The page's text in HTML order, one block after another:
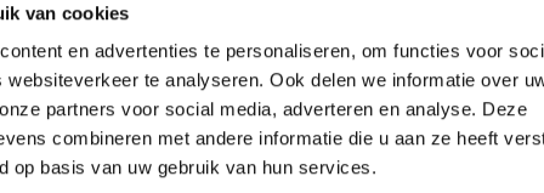
van cookies
en advertenties te personaliseren, om functies voor
websiteverkeer te analyseren. Ook delen we informatie over
partners voor social media, adverteren en analyse. Deze
combineren met andere informatie die u aan ze heeft
op basis van uw gebruik van hun services.
je eigen kunststof tekst
maken
je eigen Vilt tekst
je eigen rally naam sticker
KVK:71793437
BTW nr: